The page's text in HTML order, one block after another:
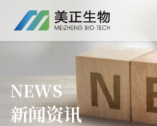
NEWS
新闻资讯